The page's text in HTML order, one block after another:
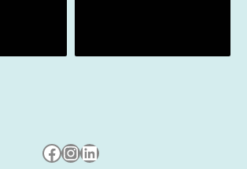
Besuche uns auf Facebook
Besuche uns auf Instagram
LinkedIn